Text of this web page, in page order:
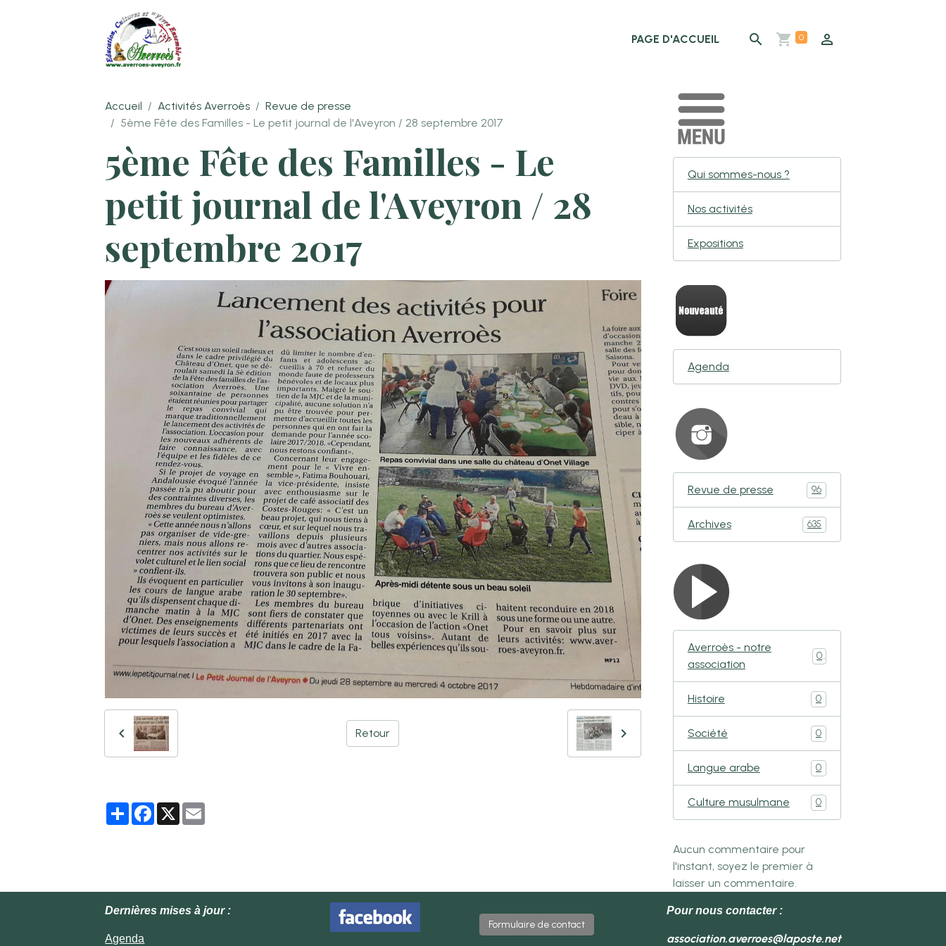
PAGE D'ACCUEIL 0
Accueil Activités Averroès
Revue de presse
5ème Fête des Familles - Le petit journal de l'Aveyron / 28 septembre 2017
5ème Fête des Familles - Le
petit journal de l'Aveyron / 28
septembre 2017
Retour
PartagerFacebook
X
Qui sommes-nous ?
Nos activités
Expositions
Agenda
Revue de presse 96
Archives 635
Averroès - notre
association
0
Histoire 0
Société 0
Langue arabe 0
Culture musulmane 0
Aucun commentaire pour
l'instant, soyez le premier à
laisser un commentaire.
Dernières mises à jour :
Agenda
Formulaire de contact
Pour nous contacter :
association.averroes@laposte.net